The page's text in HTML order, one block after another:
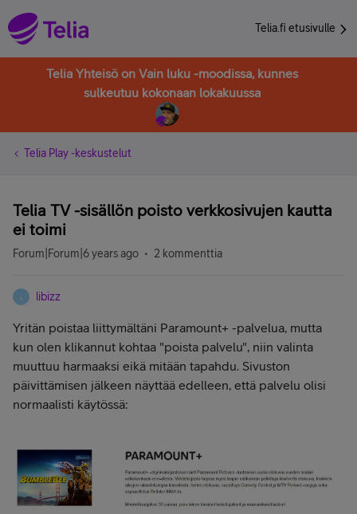
Telia.fi etusivulle
Telia Yhteisö on Vain luku -moodissa, kunnes
sulkeutuu kokonaan lokakuussa
Telia Play -keskustelut
Telia TV -sisällön poisto verkkosivujen kautta
ei toimi
Forum|Forum|6 years ago 2 kommenttia
libizz
Yritän poistaa liittymältäni Paramount+ -palvelua, mutta
kun olen klikannut kohtaa "poista palvelu", niin valinta
muuttuu harmaaksi eikä mitään tapahdu. Sivuston
päivittämisen jälkeen näyttää edelleen, että palvelu olisi
normaalisti käytössä: